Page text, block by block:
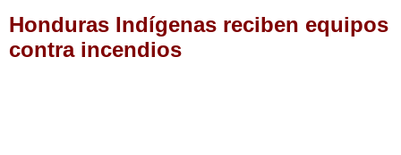
Honduras Indígenas reciben equipos
contra incendios